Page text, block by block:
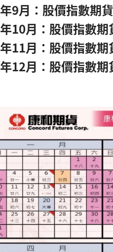
年9月：股價指數期
年10月：股價指數
年11月：股價指數
年12月：股價指數